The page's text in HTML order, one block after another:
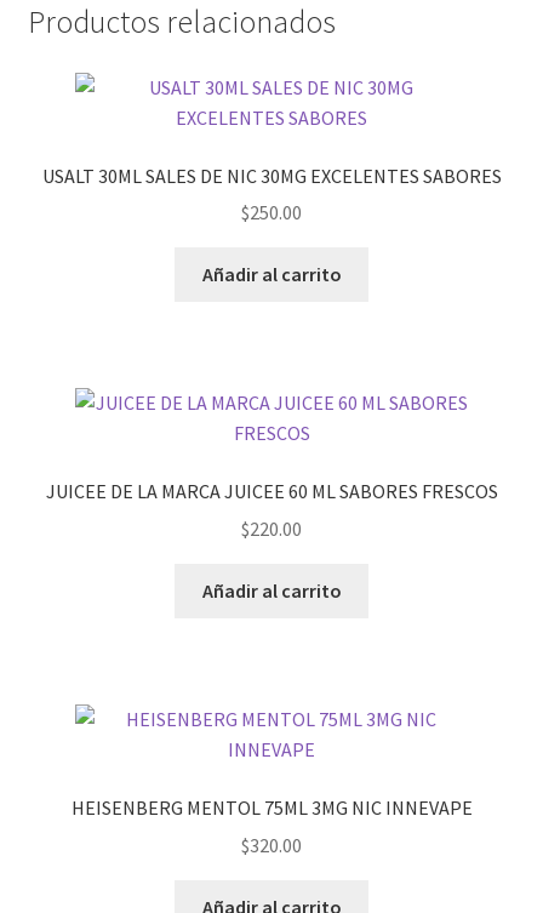
Productos relacionados
USALT 30ML SALES DE NIC 30MG EXCELENTES SABORES
$250.00
Añadir al carrito
JUICEE DE LA MARCA JUICEE 60 ML SABORES FRESCOS
$220.00
Añadir al carrito
HEISENBERG MENTOL 75ML 3MG NIC INNEVAPE
$320.00
Añadir al carrito